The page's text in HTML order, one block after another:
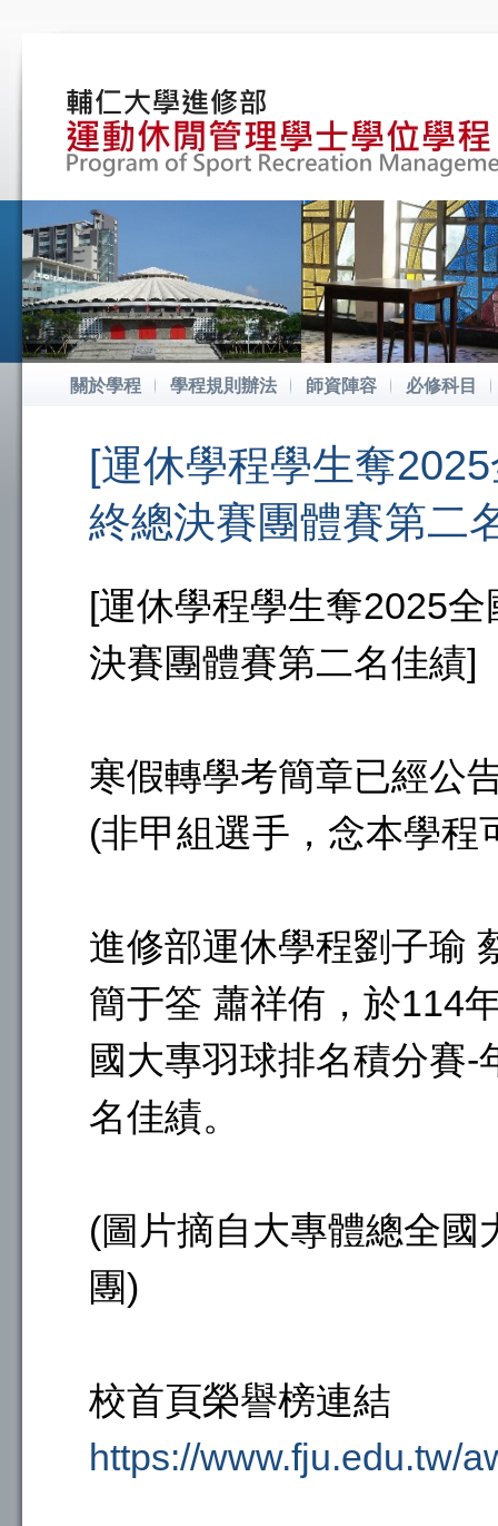
關於學程 學程規則辦法 師資陣容 必修科目
[運休學程學生奪
終總決賽團體賽第二
[運休學程學生奪2025
決賽團體賽第二名佳績]
寒假轉學考簡章已經公
(非甲組選手，念本學程
進修部運休學程劉子瑜
簡于筌 蕭祥侑，於114
國大專羽球排名積分賽
名佳績。
(圖片摘自大專體總全國
團)
校首頁榮譽榜連結
https://www.fju.edu.tw/